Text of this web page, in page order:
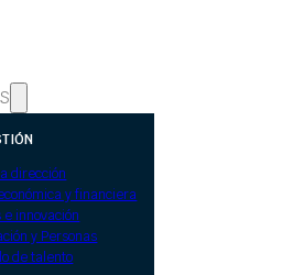
dirección
y financiera
e innovación
y Personas
de talento